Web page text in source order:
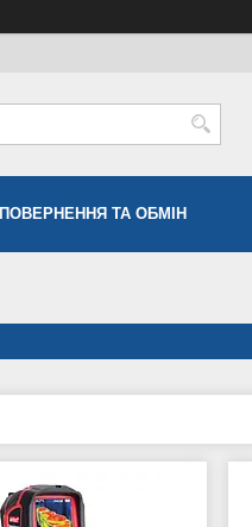
ПОВЕРНЕННЯ ТА ОБМІН